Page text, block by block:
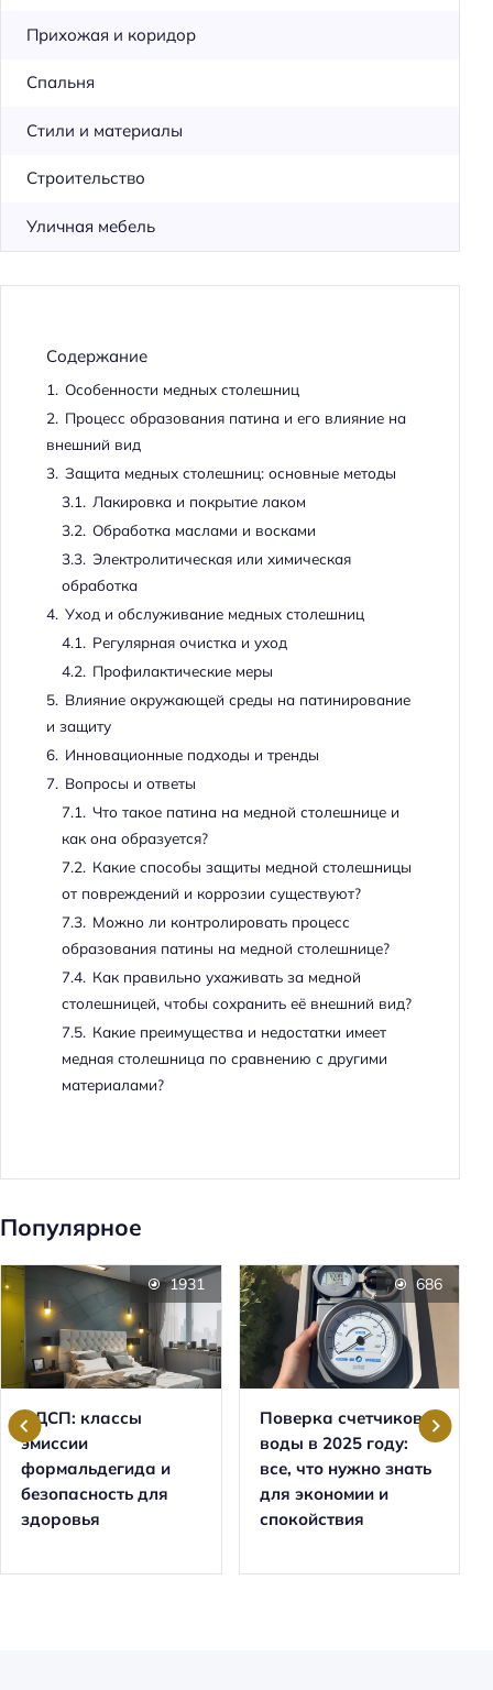
Прихожая и коридор
Спальня
Стили и материалы
Строительство
Уличная мебель
Содержание
1. Особенности медных столешниц
2. Процесс образования патина и его влияние на
внешний вид
3. Защита медных столешниц: основные методы
3.1. Лакировка и покрытие лаком
3.2. Обработка маслами и восками
3.3. Электролитическая или химическая
обработка
4. Уход и обслуживание медных столешниц
4.1. Регулярная очистка и уход
4.2. Профилактические меры
5. Влияние окружающей среды на патинирование
и защиту
6. Инновационные подходы и тренды
7. Вопросы и ответы
7.1. Что такое патина на медной столешнице и
как она образуется?
7.2. Какие способы защиты медной столешницы
от повреждений и коррозии существуют?
7.3. Можно ли контролировать процесс
образования патины на медной столешнице?
7.4. Как правильно ухаживать за медной
столешницей, чтобы сохранить её внешний вид?
7.5. Какие преимущества и недостатки имеет
медная столешница по сравнению с другими
материалами?
Популярное
ЛДСП: классы
эмиссии
формальдегида и
безопасность для
здоровья
1931
Поверка счетчиков
воды в 2025 году:
все, что нужно знать
для экономии и
спокойствия
686